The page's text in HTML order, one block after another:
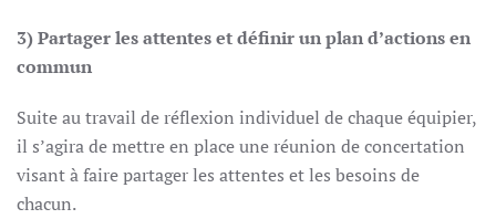
3) Partager les attentes et définir un plan d’actions en
commun
Suite au travail de réflexion individuel de chaque équipier,
il s’agira de mettre en place une réunion de concertation
visant à faire partager les attentes et les besoins de
chacun.